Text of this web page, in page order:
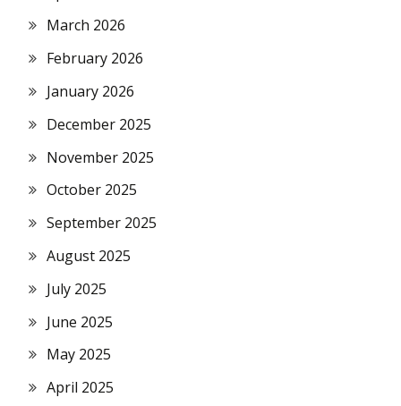
March 2026
February 2026
January 2026
December 2025
November 2025
October 2025
September 2025
August 2025
July 2025
June 2025
May 2025
April 2025